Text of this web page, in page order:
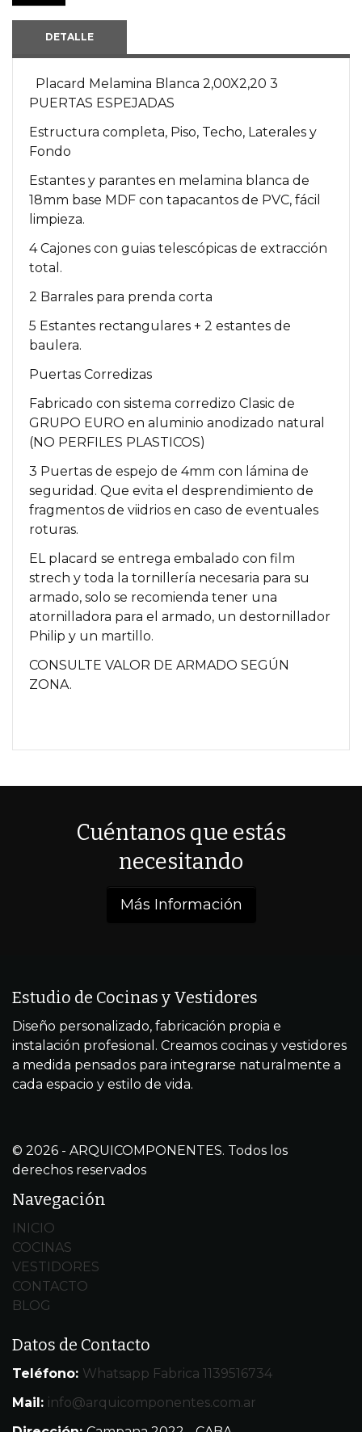
DETALLE
Placard Melamina Blanca 2,00X2,20 3
PUERTAS ESPEJADAS
Estructura completa, Piso, Techo, Laterales y
Fondo
Estantes y parantes en melamina blanca de
18mm base MDF con tapacantos de PVC, fácil
limpieza.
4 Cajones con guias telescópicas de extracción
total.
2 Barrales para prenda corta
5 Estantes rectangulares + 2 estantes de
baulera.
Puertas Corredizas
Fabricado con sistema corredizo Clasic de
GRUPO EURO en aluminio anodizado natural
(NO PERFILES PLASTICOS)
3 Puertas de espejo de 4mm con lámina de
seguridad. Que evita el desprendimiento de
fragmentos de viidrios en caso de eventuales
roturas.
EL placard se entrega embalado con film
strech y toda la tornillería necesaria para su
armado, solo se recomienda tener una
atornilladora para el armado, un destornillador
Philip y un martillo.
CONSULTE VALOR DE ARMADO SEGÚN
ZONA.
Cuéntanos que estás
necesitando
Más Información
Estudio de Cocinas y Vestidores
Diseño personalizado, fabricación propia e
instalación profesional. Creamos cocinas y vestidores
a medida pensados para integrarse naturalmente a
cada espacio y estilo de vida.
© 2026 - ARQUICOMPONENTES. Todos los
derechos reservados
Navegación
INICIO
COCINAS
VESTIDORES
CONTACTO
BLOG
Datos de Contacto
Teléfono: Whatsapp Fabrica 1139516734
Mail: info@arquicomponentes.com.ar